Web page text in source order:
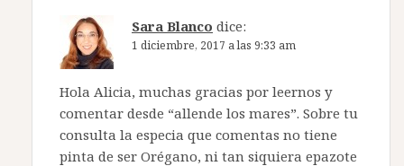
Sara Blanco dice:
1 diciembre, 2017 a las 9:33 am
Hola Alicia, muchas gracias por leernos y
comentar desde “allende los mares”. Sobre tu
consulta la especia que comentas no tiene
pinta de ser Orégano, ni tan siquiera epazote